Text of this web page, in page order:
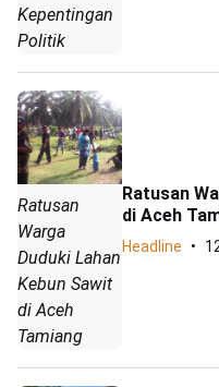
Kepentingan
Politik
Ratusan
Warga
Duduki Lahan
Kebun Sawit
di Aceh
Tamiang
Ratusan
di Aceh
Headline